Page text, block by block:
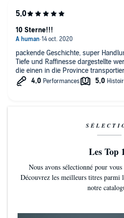
packende Geschichte, super
Tiefe und Raffinesse dargestellte
die einen in die Province
10 Sterne!!!
Les Top
Nous avons sélectionné pour
Découvrez les meilleurs titres parmi
notre